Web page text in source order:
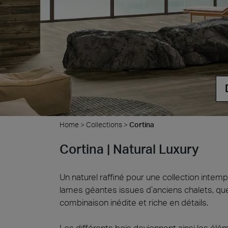
Nous
Lyon
Home > Collections > Cortina
Cortina | Natural Luxury
Un naturel raffiné pour une collection
lames géantes issues d’anciens chalets,
combinaison inédite et riche en détails.